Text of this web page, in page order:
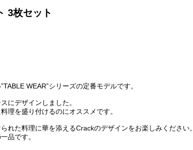
3枚セット
WEAR”シリーズの定番モデルです。
にデザインしました。
理を盛り付けるのにオススメです。
れた料理に華を添えるCrackのデザインをお楽しみください。
品です。